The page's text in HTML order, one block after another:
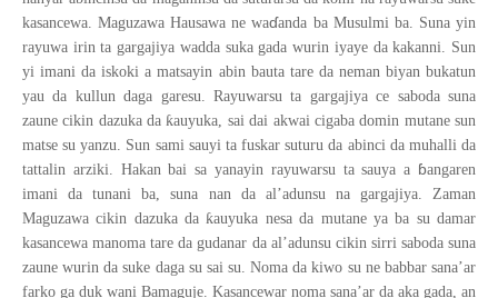
kasancewa. Maguzawa Hausawa ne waɗanda ba Musulmi ba. Suna yin
rayuwa irin ta gargajiya wadda suka gada wurin iyaye da kakanni. Sun
yi imani da iskoki a matsayin abin bauta tare da neman biyan bukatun
yau da kullun daga garesu. Rayuwarsu ta gargajiya ce saboda suna
zaune cikin dazuka daƙauyuka, sai dai akwai cigaba domin mutane sun
matse su yanzu. Sun sami sauyi ta fuskar suturu da abinci da muhalli da
tattalin arziki. Hakan bai sa yanayin rayuwarsu ta sauya a ɓangaren
imani da tunani ba, suna nan da al’adunsu na gargajiya. Zaman
Maguzawa cikin dazuka daƙauyuka nesa da mutane ya ba su damar
kasancewa manoma tare da gudanar da al’adunsu cikin sirri saboda suna
zaune wurin da suke daga su sai su. Noma da kiwo su ne babbar sana’ar
farko ga duk wani Bamaguje. Kasancewar noma sana’ar da aka gada, an